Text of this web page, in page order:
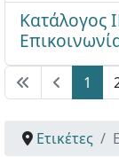
Κατάλογος
1
Ετικέτες